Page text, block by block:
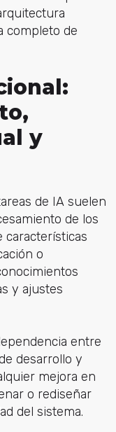
completo de
y
de IA suelen
de los
características
o
y ajustes
entre
desarrollo y
mejora en
o rediseñar
del sistema.